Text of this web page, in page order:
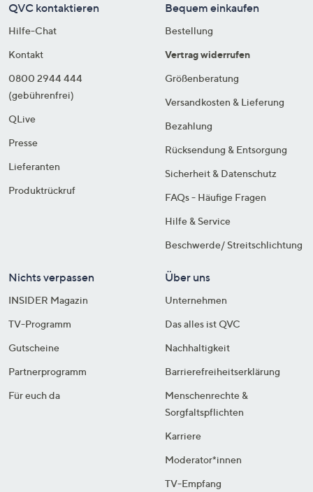
QVC kontaktieren
Hilfe-Chat
Kontakt
0800 2944 444
(gebührenfrei)
QLive
Presse
Lieferanten
Produktrückruf
Bequem einkaufen
Bestellung
Vertrag widerrufen
Größenberatung
Versandkosten & Lieferung
Bezahlung
Rücksendung & Entsorgung
Sicherheit & Datenschutz
FAQs - Häufige Fragen
Hilfe & Service
Beschwerde/ Streitschlichtung
Nichts verpassen
INSIDER Magazin
TV-Programm
Gutscheine
Partnerprogramm
Für euch da
Über uns
Unternehmen
Das alles ist QVC
Nachhaltigkeit
Barrierefreiheitserklärung
Menschenrechte &
Sorgfaltspflichten
Karriere
Moderator*innen
TV-Empfang